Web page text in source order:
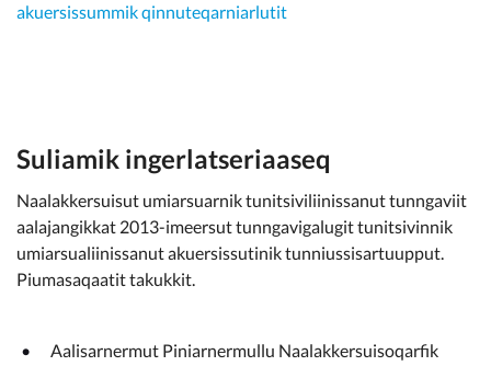
akuersissummik qinnuteqarniarlutit
Suliamik ingerlatseriaaseq
Naalakkersuisut umiarsuarnik tunitsiviliinissanut tunngaviit
aalajangikkat 2013-imeersut tunngavigalugit tunitsivinnik
umiarsualiinissanut akuersissutinik tunniussisartuupput.
Piumasaqaatit takukkit.
Aalisarnermut Piniarnermullu Naalakkersuisoqarfik